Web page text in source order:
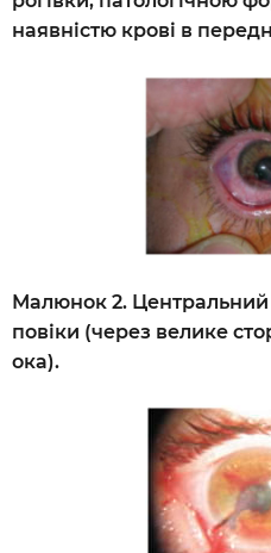
наявністю крові в
Малюнок 2. Центральний
повіки (через велике
ока).